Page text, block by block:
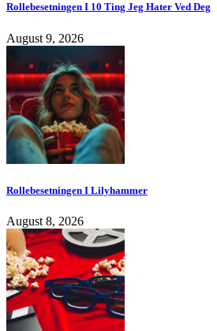
Rollebesetningen I 10 Ting Jeg Hater Ved Deg
August 9, 2026
Rollebesetningen I Lilyhammer
August 8, 2026